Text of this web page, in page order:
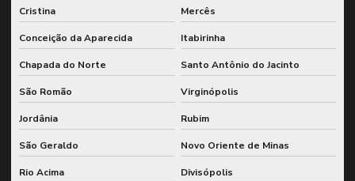
Cristina Mercês
Conceição da Aparecida Itabirinha
Chapada do Norte Santo Antônio do Jacinto
São Romão Virginópolis
Jordânia Rubim
São Geraldo Novo Oriente de Minas
Rio Acima Divisópolis